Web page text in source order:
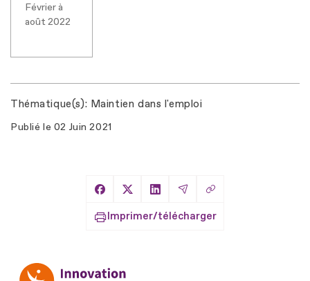
Février à
août 2022
Thématique(s) Maintien dans l'emploi
Publié le 02 Juin 2021
Partager sur Facebook
Partager sur X
Partager sur LinkedIn
Partager par Email
Copier le lien
Imprimer/télécharger